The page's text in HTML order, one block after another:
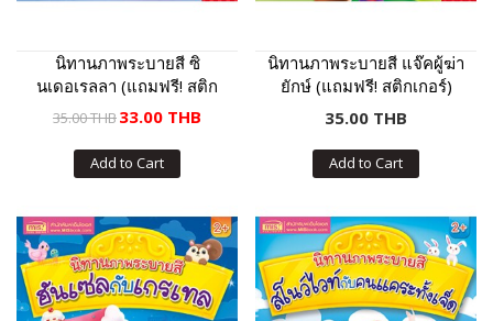
นิทานภาพระบายสี ซิ
นเดอเรลลา (แถมฟรี! สติก
เกอร์)
35.00 THB33.00 THB
Add to Cart
นิทานภาพระบายสี แจ๊คผู้ฆ่า
ยักษ์ (แถมฟรี! สติกเกอร์)
35.00 THB
Add to Cart